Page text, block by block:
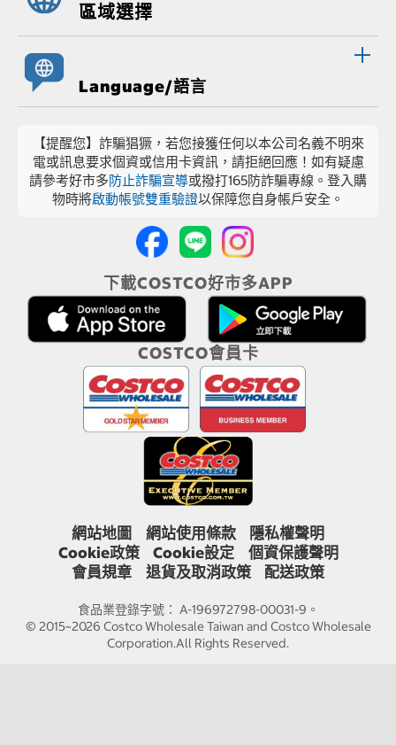
區域選擇
Language/語言
【提醒您】詐騙猖獗，若您接獲任何以本公司名義不明來
電或訊息要求個資或信用卡資訊，請拒絕回應！如有疑慮
請參考好市多防止詐騙宣導或撥打165防詐騙專線。登入購
物時將啟動帳號雙重驗證以保障您自身帳戶安全。
下載COSTCO好市多APP
COSTCO會員卡
網站地圖 網站使用條款
隱私權聲明
Cookie政策
Cookie設定
個資保護聲明
會員規章
退貨及取消政策 配送政策
食品業登錄字號： A-196972798-00031-9。
© 2015~2026 Costco Wholesale Taiwan and Costco Wholesale
Corporation.All Rights Reserved.